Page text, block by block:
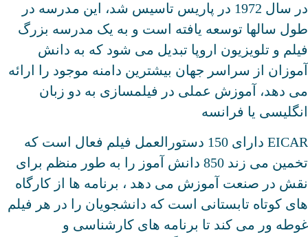
در سال 1972 در پاریس تاسیس شد، این مدرسه در
طول سالها توسعه یافته است و به یک مدرسه بزرگ
فیلم و تلویزیون اروپا تبدیل می شود که به دانش
آموزان از سراسر جهان بیشترین دامنه موجود را ارائه
می دهد، آموزش عملی در فیلمسازی به دو زبان
انگلیسی یا فرانسه
EICAR دارای 150 دستورالعمل فیلم فعال است که
تخمین می زند 850 دانش آموز را به طور منظم برای
نقش در صنعت آموزش می دهد ، برنامه ها از کارگاه
های کوتاه تابستانی است که دانشجویان را در هر فیلم
غوطه ور می کند تا برنامه های کارشناسی و